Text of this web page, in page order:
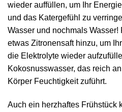
wieder auffüllen, um Ihr
und das Katergefühl zu
Wasser und nochmals
etwas Zitronensaft hinzu, um
die Elektrolyte wieder
Kokosnusswasser, das reich
Körper Feuchtigkeit zuführt.
Auch ein herzhaftes Frühstück